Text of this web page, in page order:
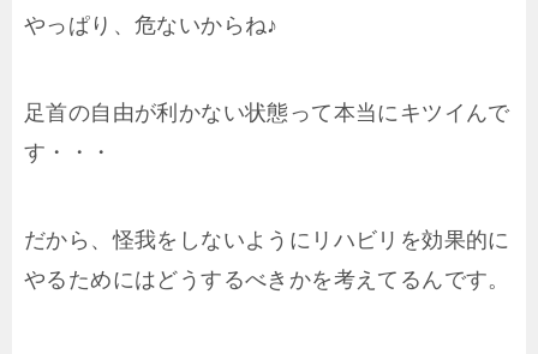
やっぱり、危ないからね♪
足首の自由が利かない状態って本当にキツイんで
す・・・
だから、怪我をしないようにリハビリを効果的に
やるためにはどうするべきかを考えてるんです。